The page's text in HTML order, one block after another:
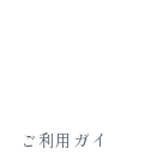
ご利用ガイ